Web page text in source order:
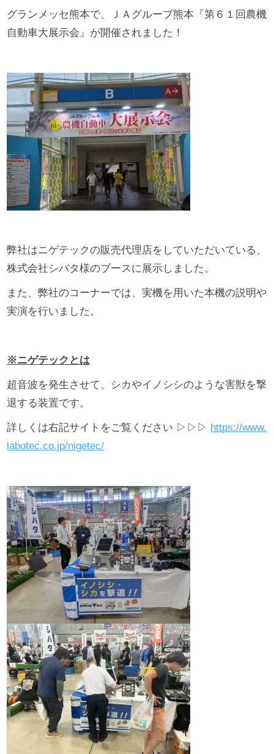
グランメッセ熊本で、ＪＡグループ熊本『第６１回農機
自動車大展示会』が開催されました！
弊社はニゲテックの販売代理店をしていただいている、
株式会社シバタ様のブースに展示しました。
また、弊社のコーナーでは、実機を用いた本機の説明や
実演を行いました。
※ニゲテック とは
超音波を発生させて、シカやイノシシのような害獣を撃
退する装置です。
詳しくは右記サイトをご覧ください ▷▷▷ https://www.
labotec.co.jp/nigetec/